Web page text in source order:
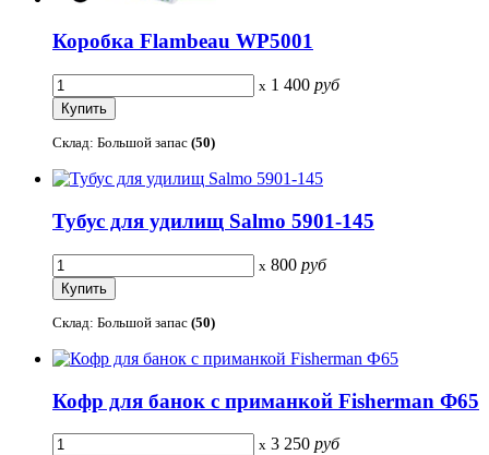
Коробка Flambeau WP5001
x 1 400 руб
Склад: Большой запас (50)
Тубус для удилищ Salmo 5901-145
x 800 руб
Склад: Большой запас (50)
Кофр для банок с приманкой Fisherman Ф65
x 3 250 руб